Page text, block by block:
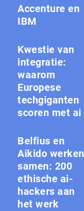
Accenture en
IBM
Kwestie van
integratie:
waarom
Europese
techgiganten
scoren met ai
Belfius en
Aikido werken
samen: 200
ethische ai-
hackers aan
het werk